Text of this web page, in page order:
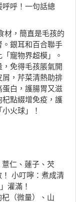
呼！一句話總
材，簡直是毛孩的
。銀耳和百合聯手
寵物界超模」。
免得毛孩脹氣開
屑，芹菜清熱助排
白，護腸胃又滋
杞點綴增免疫，護
火球」！
仁、蓮子、芡
小叮嚀：煮成清
灌滿！
（微量）、山